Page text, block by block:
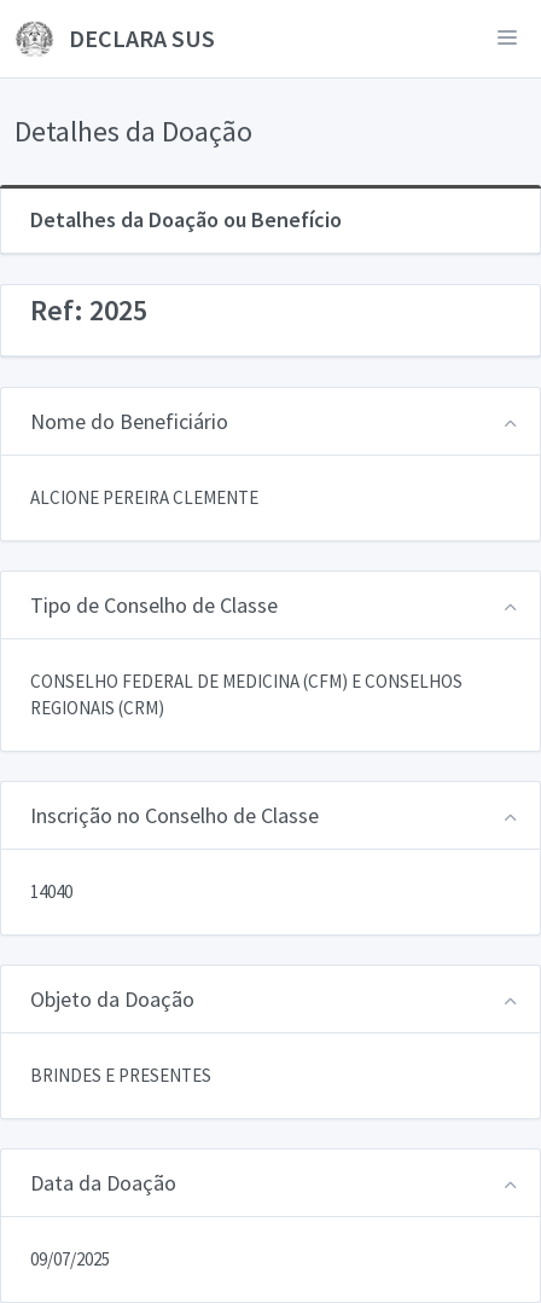
DECLARA SUS
Detalhes da Doação
Detalhes da Doação ou Benefício
Ref: 2025
Nome do Beneficiário
ALCIONE PEREIRA CLEMENTE
Tipo de Conselho de Classe
CONSELHO FEDERAL DE MEDICINA (CFM) E CONSELHOS
REGIONAIS (CRM)
Inscrição no Conselho de Classe
14040
Objeto da Doação
BRINDES E PRESENTES
Data da Doação
09/07/2025